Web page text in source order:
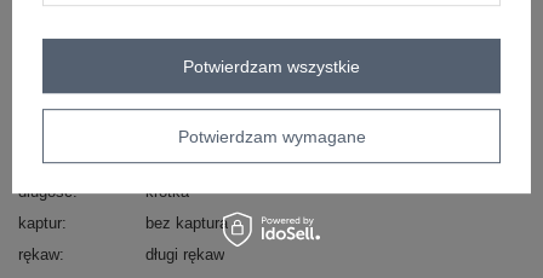
sezon jesień zima
nie dotyczy
ocieplenie
bez ocieplenia
długość
krótka
kaptur
bez kaptura
rękaw
długi rękaw
Potwierdzam wymagane
Potwierdzam wszystkie